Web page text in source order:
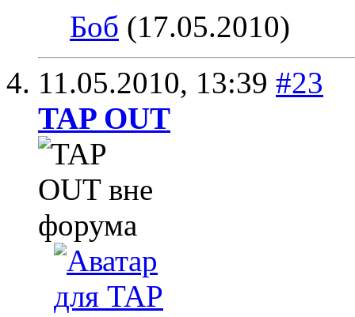
Боб (17.05.2010)
11.05.2010, 13:39 #23
TAP OUT